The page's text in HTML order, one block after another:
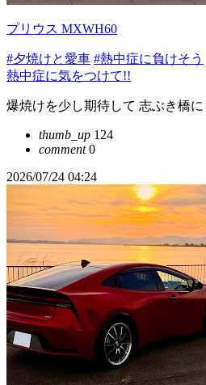
プリウス MXWH60
#夕焼けと愛車 #熱中症に負けそう
熱中症に気をつけて!!
爆焼けを少し期待して 志ぶき橋に
thumb_up 124
comment0
2026/07/24 04:24